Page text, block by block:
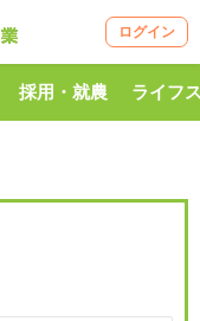
ログイン
採用・就農 ライフ